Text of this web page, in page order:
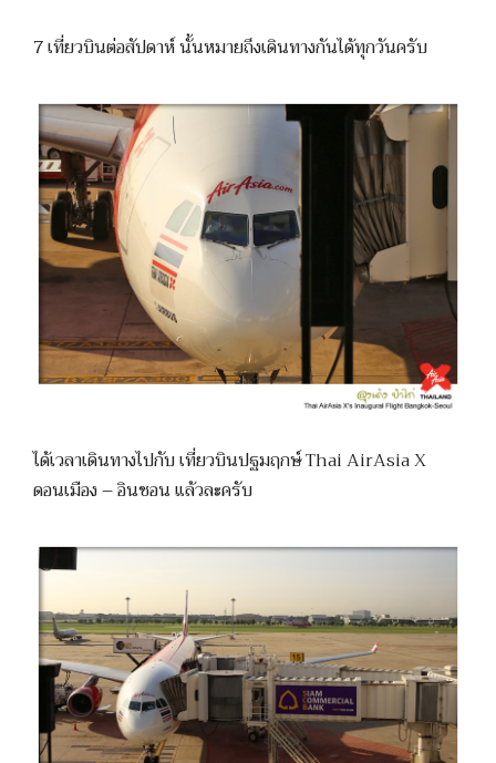
7 เที่ยวบินต่อสัปดาห์ นั้นหมายถึงเดินทางกันได้ทุกวันครับ
ได้เวลาเดินทางไปกับ เที่ยวบินปฐมฤกษ์ Thai AirAsia X
ดอนเมือง – อินชอน แล้วละครับ